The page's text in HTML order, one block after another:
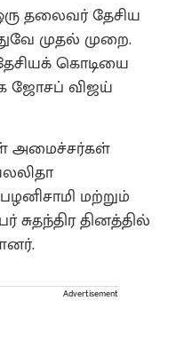
தலைவர் தேசிய
முதல் முறை.
கொடியை
ஜோசப் விஜய்
அமைச்சர்கள்
மற்றும்
சுதந்திர தினத்தில்
Advertisement